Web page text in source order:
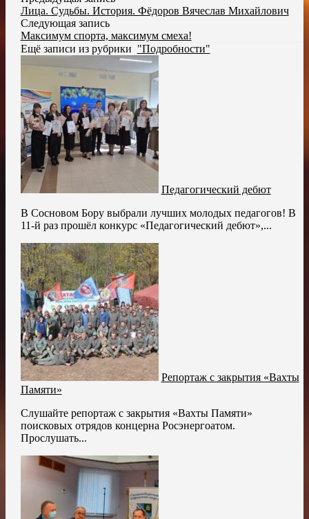
Лица. Судьбы. История. Фёдоров Вячеслав Михайлович
Следующая запись
Максимум спорта, максимум смеха!
Ещё записи из рубрики "Подробности"
Педагогический дебют
В Сосновом Бору выбрали лучших молодых педагогов! В
11-й раз прошёл конкурс «Педагогический дебют»,...
Репортаж с закрытия «Вахты
Памяти»
Слушайте репортаж с закрытия «Вахты Памяти»
поисковых отрядов концерна Росэнергоатом.
Прослушать...